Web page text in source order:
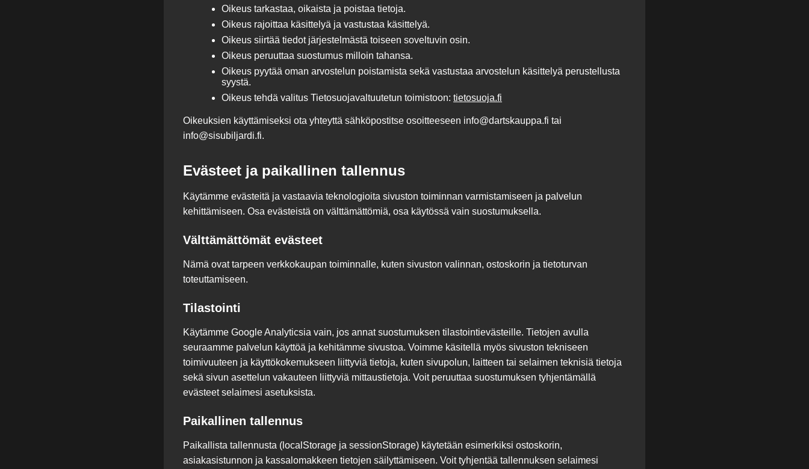
Oikeus tarkastaa, oikaista ja poistaa tietoja.
Oikeus rajoittaa käsittelyä ja vastustaa käsittelyä.
Oikeus siirtää tiedot järjestelmästä toiseen soveltuvin osin.
Oikeus peruuttaa suostumus milloin tahansa.
Oikeus pyytää oman arvostelun poistamista sekä vastustaa arvostelun käsittelyä perustellusta
syystä.
Oikeus tehdä valitus Tietosuojavaltuutetun toimistoon: tietosuoja.fi
Oikeuksien käyttämiseksi ota yhteyttä sähköpostitse osoitteeseen info@dartskauppa.fi tai
info@sisubiljardi.fi.
Evästeet ja paikallinen tallennus
Käytämme evästeitä ja vastaavia teknologioita sivuston toiminnan varmistamiseen ja palvelun
kehittämiseen. Osa evästeistä on välttämättömiä, osa käytössä vain suostumuksella.
Välttämättömät evästeet
Nämä ovat tarpeen verkkokaupan toiminnalle, kuten sivuston valinnan, ostoskorin ja tietoturvan
toteuttamiseen.
Tilastointi
Käytämme Google Analyticsia vain, jos annat suostumuksen tilastointievästeille. Tietojen avulla
seuraamme palvelun käyttöä ja kehitämme sivustoa. Voimme käsitellä myös sivuston tekniseen
toimivuuteen ja käyttökokemukseen liittyviä tietoja, kuten sivupolun, laitteen tai selaimen teknisiä tietoja
sekä sivun asettelun vakauteen liittyviä mittaustietoja. Voit peruuttaa suostumuksen tyhjentämällä
evästeet selaimesi asetuksista.
Paikallinen tallennus
Paikallista tallennusta (localStorage ja sessionStorage) käytetään esimerkiksi ostoskorin,
asiakasistunnon ja kassalomakkeen tietojen säilyttämiseen. Voit tyhjentää tallennuksen selaimesi